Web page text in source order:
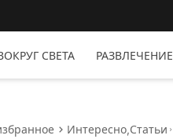
СВЕТА РАЗВЛЕЧЕНИЕ
Интересно,Статьи